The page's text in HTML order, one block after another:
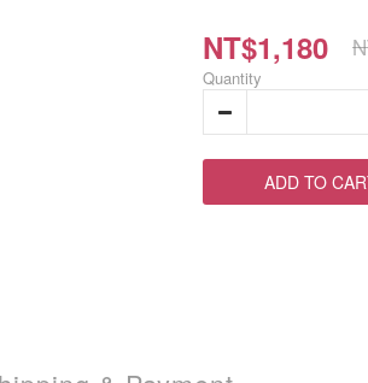
NT$1,180
Quantity
ADD TO